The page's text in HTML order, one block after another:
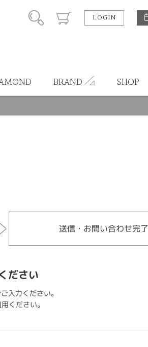
LOGIN
BRAND SHOP
送信・お問い合わせ完了
ださい
入力ください。
ください。